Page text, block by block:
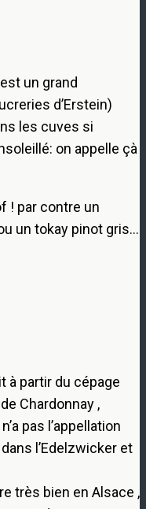
un grand
d’Erstein)
les cuves si
on appelle çà
! par contre un
un tokay pinot gris…
à partir du cépage
Chardonnay ,
pas l’appellation
l’Edelzwicker et
très bien en Alsace ,